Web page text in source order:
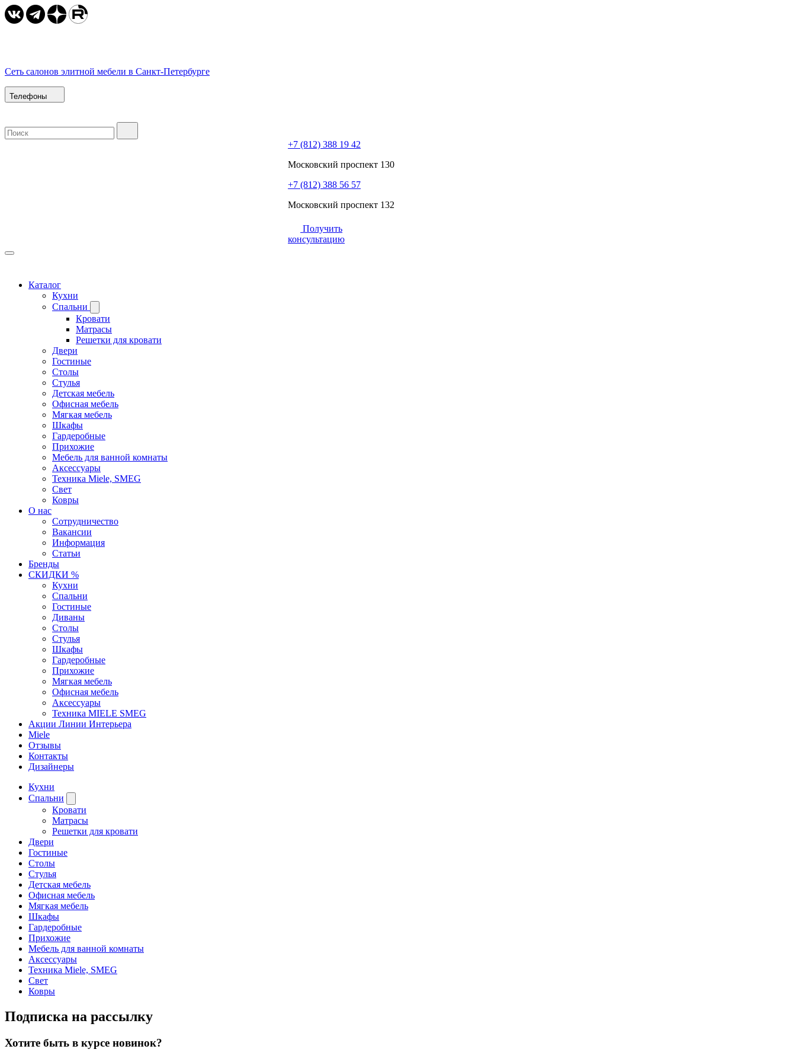
Сеть салонов элитной мебели в Санкт-Петербурге
Телефоны
+7 (812) 388 19 42
Московский проспект 130
+7 (812) 388 56 57
Московский проспект 132
Получить
консультацию
Каталог
Кухни
Спальни
Кровати
Матрасы
Решетки для кровати
Двери
Гостиные
Столы
Стулья
Детская мебель
Офисная мебель
Мягкая мебель
Шкафы
Гардеробные
Прихожие
Мебель для ванной комнаты
Аксессуары
Техника Miele, SMEG
Свет
Ковры
О нас
Сотрудничество
Вакансии
Информация
Статьи
Бренды
СКИДКИ %
Кухни
Спальни
Гостиные
Диваны
Столы
Стулья
Шкафы
Гардеробные
Прихожие
Мягкая мебель
Офисная мебель
Аксессуары
Техника MIELE SMEG
Акции Линии Интерьера
Miele
Отзывы
Контакты
Дизайнеры
Кухни
Спальни
Кровати
Матрасы
Решетки для кровати
Двери
Гостиные
Столы
Стулья
Детская мебель
Офисная мебель
Мягкая мебель
Шкафы
Гардеробные
Прихожие
Мебель для ванной комнаты
Аксессуары
Техника Miele, SMEG
Свет
Ковры
Подписка на рассылку
Хотите быть в курсе новинок?